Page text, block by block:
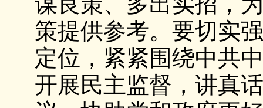
策提供参考。要切实
定位，紧紧围绕中共
开展民主监督，讲真